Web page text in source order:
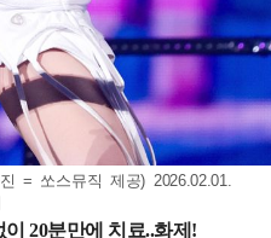
= 쏘스뮤직 제공) 2026.02.01.